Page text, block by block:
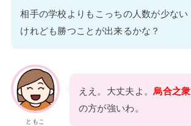
相手の学校よりもこっちの人数が少ない
けれども勝つことが出来るかな？
ともこ
ええ。大丈夫よ。烏合之衆
の方が強いわ。